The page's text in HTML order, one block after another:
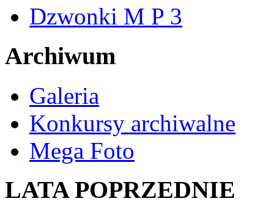
Dzwonki M P 3
Archiwum
Galeria
Konkursy archiwalne
Mega Foto
LATA POPRZEDNIE